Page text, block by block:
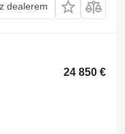
dealerem
24 850 €